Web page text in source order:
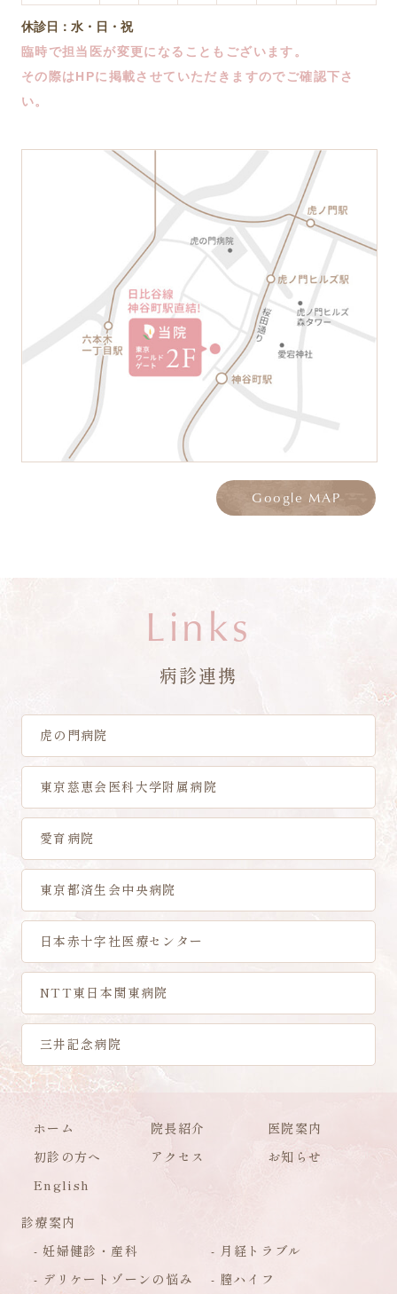
休診日：水・日・祝
臨時で担当医が変更になることもございます。
その際はHPに掲載させていただきますのでご確認下さ
い。
Google MAP
Links
病診連携
虎の門病院
東京慈恵会医科大学附属病院
愛育病院
東京都済生会中央病院
日本赤十字社医療センター
NTT東日本関東病院
三井記念病院
ホーム 院長紹介 医院案内
初診の方へ アクセス お知らせ
English
診療案内
妊婦健診・産科 月経トラブル
デリケートゾーンの悩み 膣ハイフ